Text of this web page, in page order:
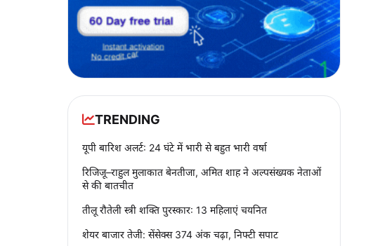
TRENDING
यूपी बारिश अलर्ट: 24 घंटे में भारी से बहुत भारी वर्षा
रिजिजू–राहुल मुलाकात बेनतीजा, अमित शाह ने अल्पसंख्यक नेताओं
से की बातचीत
तीलू रौतेली स्त्री शक्ति पुरस्कार: 13 महिलाएं चयनित
शेयर बाजार तेजी: सेंसेक्स 374 अंक चढ़ा, निफ्टी सपाट